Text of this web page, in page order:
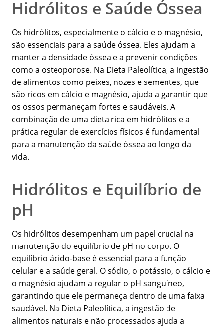
Hidrólitos e Saúde Óssea
Os hidrólitos, especialmente o cálcio e o magnésio,
são essenciais para a saúde óssea. Eles ajudam a
manter a densidade óssea e a prevenir condições
como a osteoporose. Na Dieta Paleolítica, a ingestão
de alimentos como peixes, nozes e sementes, que
são ricos em cálcio e magnésio, ajuda a garantir que
os ossos permaneçam fortes e saudáveis. A
combinação de uma dieta rica em hidrólitos e a
prática regular de exercícios físicos é fundamental
para a manutenção da saúde óssea ao longo da
vida.
Hidrólitos e Equilíbrio de
pH
Os hidrólitos desempenham um papel crucial na
manutenção do equilíbrio de pH no corpo. O
equilíbrio ácido-base é essencial para a função
celular e a saúde geral. O sódio, o potássio, o cálcio e
o magnésio ajudam a regular o pH sanguíneo,
garantindo que ele permaneça dentro de uma faixa
saudável. Na Dieta Paleolítica, a ingestão de
alimentos naturais e não processados ajuda a